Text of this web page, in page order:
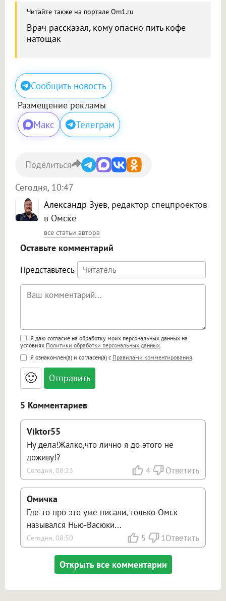
Читайте также на портале Om1.ru
Врач рассказал, кому опасно пить кофе
натощак
Сообщить новость
Размещение рекламы
Макс Телеграм
Александр Зуев, редактор спецпроектов
в Омске
все статьи автора
Сегодня, 10:47
Поделиться
Оставьте комментарий
Представьтесь
Поддержка HTML
<b>, <strong>, <u>, <i>, <em>, <s>, <big>,
<small>, <sup>, <sub>, <pre>, <ul>, <ol>, <li>,
<blockquote>, <code> экранирует HTML,
адреса URL автоматически становятся
ссылками, и [img]адрес[/img] будет
Я даю согласие на обработку моих персональных данных на
условиях Политики обработки персональных данных.
Я ознакомлен(а) и согласен(а) с Правилами комментирования.
🙂
5 Комментариев
Viktor55
Ну дела!Жалко,что лично я до этого не
доживу!?
Сегодня, 08:23 4 Ответить
Омичка
Где-то про это уже писали, только Омск
назывался Нью-Васюки...
Сегодня, 08:50 5 1Ответить
Открыть все комментарии